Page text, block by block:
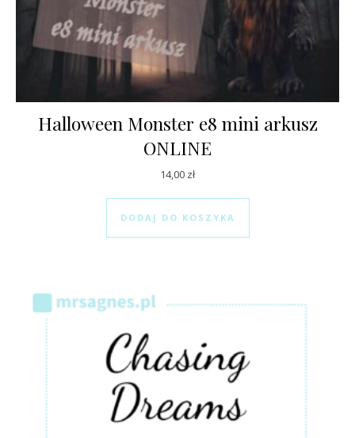
Halloween Monster e8 mini arkusz
ONLINE
14,00 zł
DODAJ DO KOSZYKA